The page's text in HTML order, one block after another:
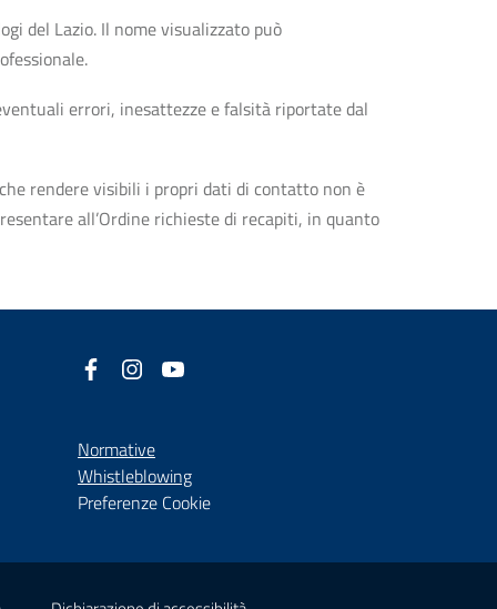
del Lazio. Il nome visualizzato può
errori, inesattezze e falsità riportate dal
rendere visibili i propri dati di contatto non è
all’Ordine richieste di recapiti, in quanto
Facebook
(nuova scheda - new tab)
Instagram
(nuova scheda - new tab)
Normative
Whistleblowing(nuova scheda - new tab)
Preferenze Cookie
(nuova scheda - new tab) (nuova scheda - new tab)